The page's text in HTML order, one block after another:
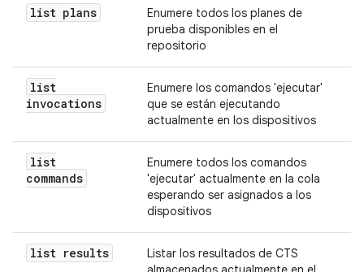
list plans
Enumere todos los planes de
prueba disponibles en el
repositorio
list
invocations
Enumere los comandos 'ejecutar'
que se están ejecutando
actualmente en los dispositivos
list
commands
Enumere todos los comandos
'ejecutar' actualmente en la cola
esperando ser asignados a los
dispositivos
list results
Listar los resultados de CTS